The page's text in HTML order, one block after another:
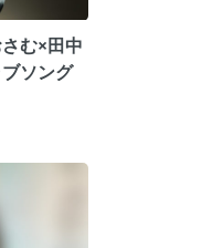
む×田中
ソング